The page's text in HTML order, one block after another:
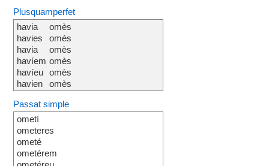
Plusquamperfet
havia
havies
havia
havíem
havíeu
havien
omès
omès
omès
omès
omès
omès
Passat simple
ometí
ometeres
ometé
ometérem